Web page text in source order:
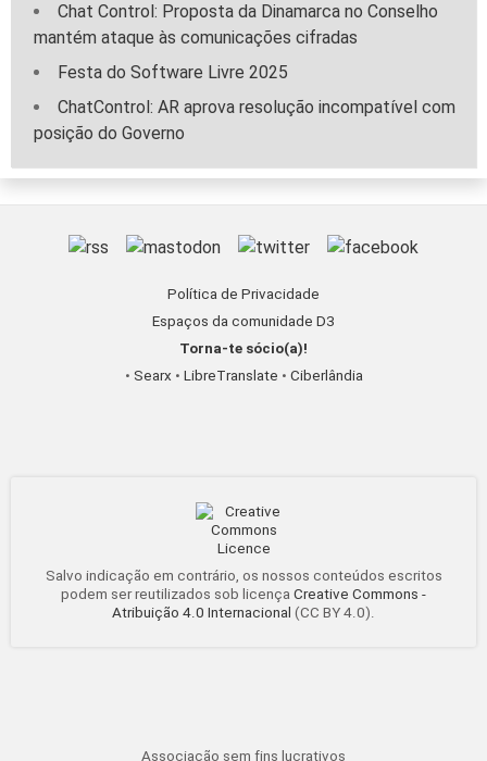
Chat Control: Proposta da Dinamarca no Conselho
mantém ataque às comunicações cifradas
Festa do Software Livre 2025
ChatControl: AR aprova resolução incompatível com
posição do Governo
Política de Privacidade
Espaços da comunidade D3
Torna-te sócio(a)!
• Searx • LibreTranslate • Ciberlândia
Salvo indicação em contrário, os nossos conteúdos escritos
podem ser reutilizados sob licença Creative Commons -
Atribuição 4.0 Internacional (CC BY 4.0).
Associação sem fins lucrativos